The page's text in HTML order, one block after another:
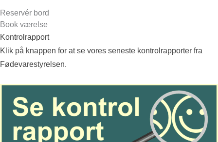
Reservér bord
Book værelse
Kontrolrapport
Klik på knappen for at se vores seneste kontrolrapporter fra
Fødevarestyrelsen.